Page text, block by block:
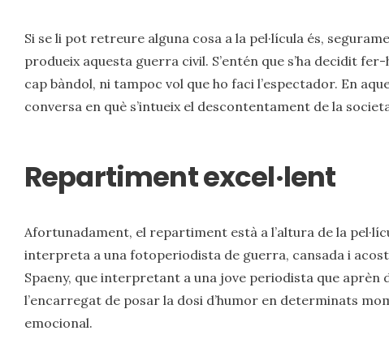
Si se li pot retreure alguna cosa a la pel·lícula és,
produeix aquesta guerra civil. S’entén que s’ha decidit
cap bàndol, ni tampoc vol que ho faci l’espectador. En
conversa en què s’intueix el descontentament de la
Repartiment excel·lent
Afortunadament, el repartiment està a l’altura de la
interpreta a una fotoperiodista de guerra, cansada i
Spaeny, que interpretant a una jove periodista que aprèn
l’encarregat de posar la dosi d’humor en determinats
emocional.